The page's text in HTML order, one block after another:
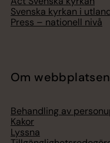
Svenska kyrkan i
Press – nationell nivå
Om webbplatsen
Behandling av
Kakor
Lyssna